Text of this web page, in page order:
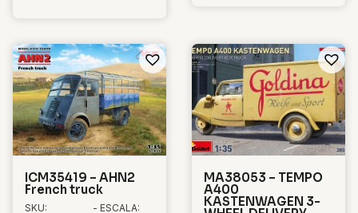
ICM35419 – AHN2
French truck
SKU:
- ESCALA:
MA38053 – TEMPO
A400
KASTENWAGEN 3-